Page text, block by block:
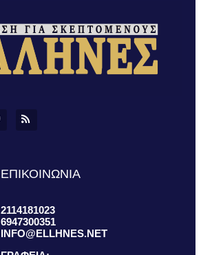
ΕΠΙΚΟΙΝΩΝΙΑ
2114181023
6947300351
INFO@ELLHNES.NET